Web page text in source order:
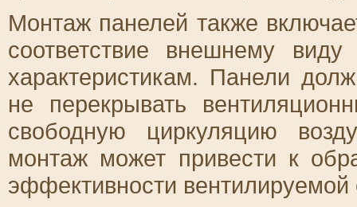
Монтаж панелей также
соответствие внешнему
характеристикам. Панели
не перекрывать
свободную циркуляцию
монтаж может привести к
эффективности